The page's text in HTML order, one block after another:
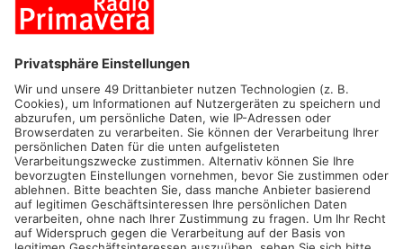
GROSSWALLSTADT.Handball-Zweitligist TV Großwallstadt
steht heute vor einer schwierigen Aufgabe: Der
Tabellensechste Nordhorn-Lingen ist zu Gast. Nach der
Winterpause zeigt der TVG zwei Gesichter – zu Hause stark,
auswärts schwach. Umso größer die Hoffnung der Wällschter
Fans, dass heute in der heimischen Linde-HM-Arena ein Sieg
gelingt.